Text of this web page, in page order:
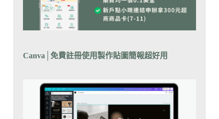
Canva 免費註冊使用製作貼圖簡報超好用